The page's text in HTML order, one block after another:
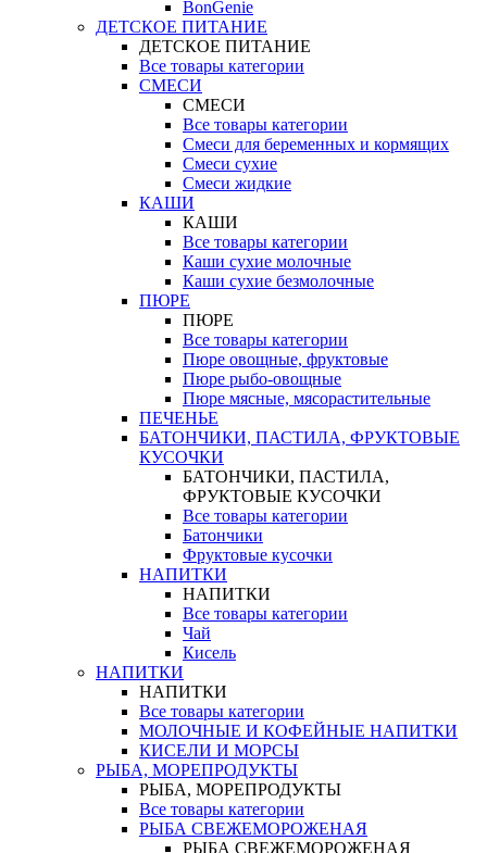
BonGenie
ДЕТСКОЕ ПИТАНИЕ
ДЕТСКОЕ ПИТАНИЕ
Все товары категории
СМЕСИ
СМЕСИ
Все товары категории
Смеси для беременных и кормящих
Смеси сухие
Смеси жидкие
КАШИ
КАШИ
Все товары категории
Каши сухие молочные
Каши сухие безмолочные
ПЮРЕ
ПЮРЕ
Все товары категории
Пюре овощные, фруктовые
Пюре рыбо-овощные
Пюре мясные, мясорастительные
ПЕЧЕНЬЕ
БАТОНЧИКИ, ПАСТИЛА, ФРУКТОВЫЕ
КУСОЧКИ
БАТОНЧИКИ, ПАСТИЛА,
ФРУКТОВЫЕ КУСОЧКИ
Все товары категории
Батончики
Фруктовые кусочки
НАПИТКИ
НАПИТКИ
Все товары категории
Чай
Кисель
НАПИТКИ
НАПИТКИ
Все товары категории
МОЛОЧНЫЕ И КОФЕЙНЫЕ НАПИТКИ
КИСЕЛИ И МОРСЫ
РЫБА, МОРЕПРОДУКТЫ
РЫБА, МОРЕПРОДУКТЫ
Все товары категории
РЫБА СВЕЖЕМОРОЖЕНАЯ
РЫБА СВЕЖЕМОРОЖЕНАЯ